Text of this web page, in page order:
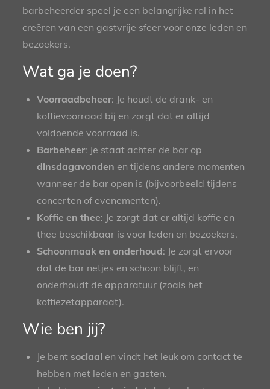
barbeheerder speel je een belangrijke rol in het
creëren van een gastvrije sfeer voor onze leden en
bezoekers.
Wat ga je doen?
Voorraadbeheer: Je houdt de drank- en
koffievoorraad bij en zorgt dat er altijd
voldoende voorraad is.
Barbeheer: Je staat achter de bar op
dinsdagavonden en tijdens andere momenten
wanneer de bar open is (bijvoorbeeld tijdens
concerten of evenementen).
Koffie en thee: Je zorgt dat er altijd koffie en
thee beschikbaar is voor leden en bezoekers.
Schoonmaak en onderhoud: Je zorgt ervoor
dat de bar netjes en schoon blijft, en
onderhoudt de apparatuur (zoals het
koffiezetapparaat).
Wie ben jij?
Je bent sociaal en vindt het leuk om contact te
hebben met leden en gasten.